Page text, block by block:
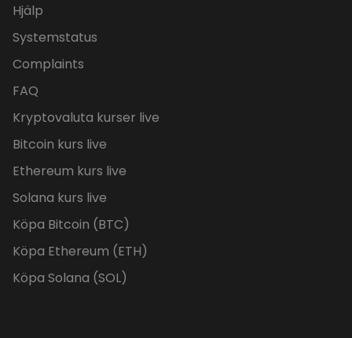
Hjälp
Systemstatus
Complaints
FAQ
Kryptovaluta kurser live
Bitcoin kurs live
Ethereum kurs live
Solana kurs live
Köpa Bitcoin (BTC)
Köpa Ethereum (ETH)
Köpa Solana (SOL)